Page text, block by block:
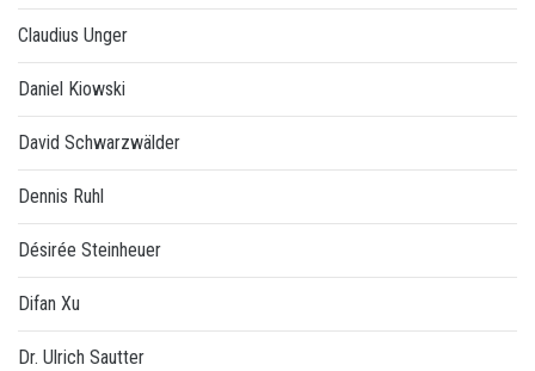
Claudius Unger
Daniel Kiowski
David Schwarzwälder
Dennis Ruhl
Désirée Steinheuer
Difan Xu
Dr. Ulrich Sautter